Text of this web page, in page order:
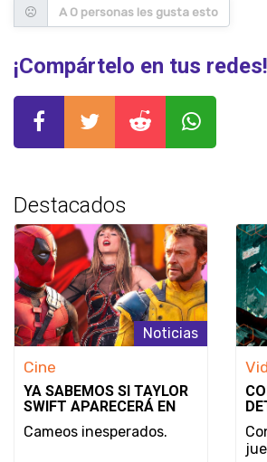
A 0 personas les gusta esto
¡Compártelo en tus redes!
Destacados
Noticias
Cine
YA SABEMOS SI TAYLOR
SWIFT APARECERÁ EN
DEADPOOL & WOLVERINE
Cameos inesperados.